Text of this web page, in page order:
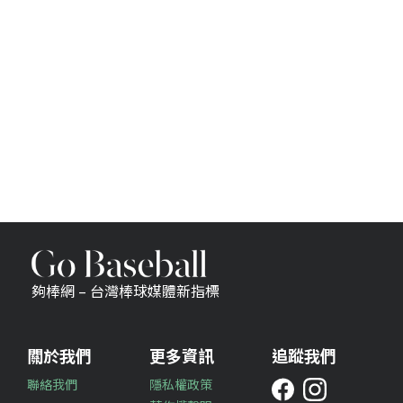
夠棒網 – 台灣棒球媒體新指標
關於我們
聯絡我們
更多資訊
隱私權政策
追蹤我們